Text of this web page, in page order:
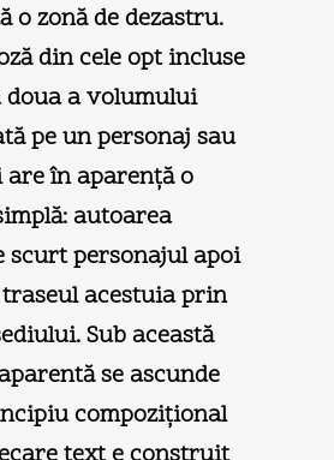
o zonă de dezastru.
din cele opt incluse
doua a volumului
pe un personaj sau
în aparenţă o
autoarea
scurt personajul apoi
acestuia prin
Sub această
se ascunde
compoziţional